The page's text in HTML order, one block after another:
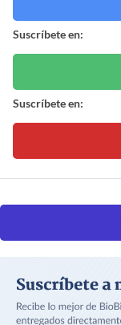
Suscríbete en:
Suscríbete en: